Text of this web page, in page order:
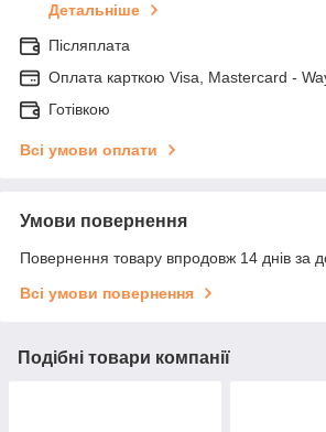
Детальніше
Післяплата
Оплата карткою Visa, Mastercard -
Готівкою
Всі умови оплати
Умови повернення
Повернення товару впродовж 14 днів за
Всі умови повернення
Подібні товари компанії